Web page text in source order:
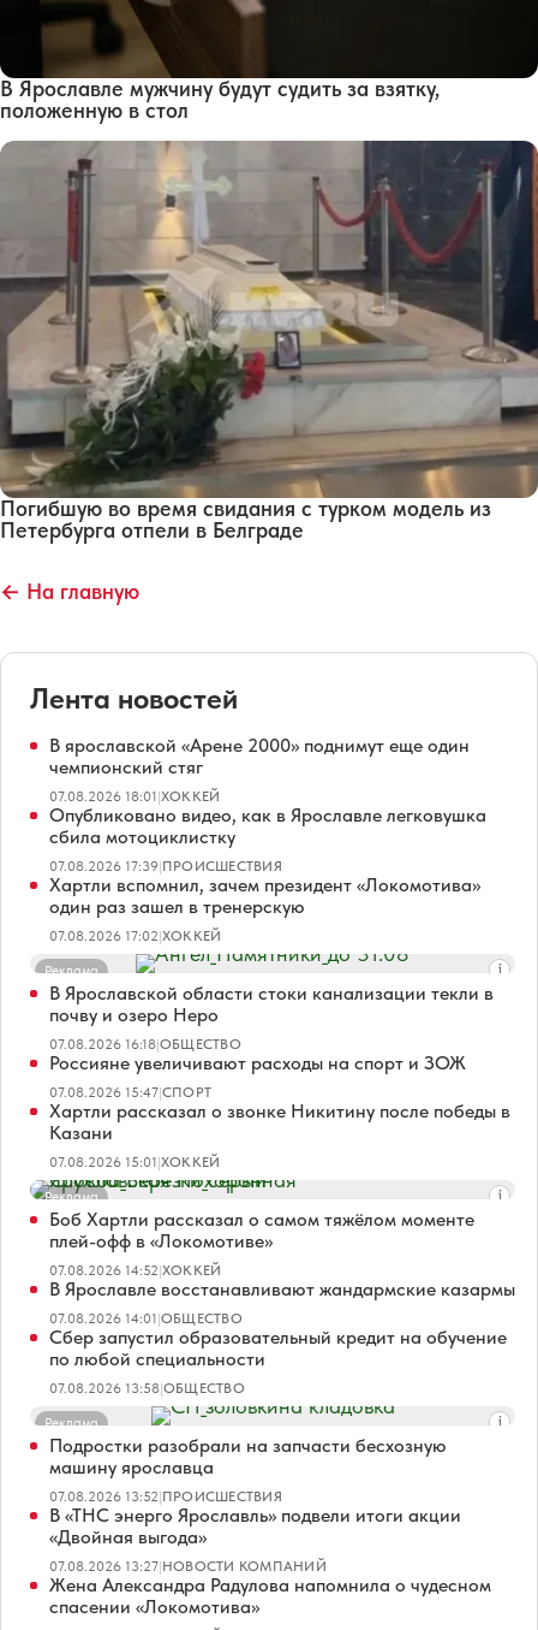
В Ярославле мужчину будут судить за взятку,
положенную в стол
Погибшую во время свидания с турком модель из
Петербурга отпели в Белграде
← На главную
Лента новостей
В ярославской «Арене 2000» поднимут еще один
чемпионский стяг
07.08.2026 18:01|ХОККЕЙ
Опубликовано видео, как в Ярославле легковушка
сбила мотоциклистку
07.08.2026 17:39|ПРОИСШЕСТВИЯ
Хартли вспомнил, зачем президент «Локомотива»
один раз зашел в тренерскую
07.08.2026 17:02|ХОККЕЙ
Реклама
В Ярославской области стоки канализации текли в
почву и озеро Неро
07.08.2026 16:18|ОБЩЕСТВО
Россияне увеличивают расходы на спорт и ЗОЖ
07.08.2026 15:47|СПОРТ
Хартли рассказал о звонке Никитину после победы в
Казани
07.08.2026 15:01|ХОККЕЙ
Реклама
Боб Хартли рассказал о самом тяжёлом моменте
плей-офф в «Локомотиве»
07.08.2026 14:52|ХОККЕЙ
В Ярославле восстанавливают жандармские казармы
07.08.2026 14:01|ОБЩЕСТВО
Сбер запустил образовательный кредит на обучение
по любой специальности
07.08.2026 13:58|ОБЩЕСТВО
Реклама
Подростки разобрали на запчасти бесхозную
машину ярославца
07.08.2026 13:52|ПРОИСШЕСТВИЯ
В «ТНС энерго Ярославль» подвели итоги акции
«Двойная выгода»
07.08.2026 13:27|НОВОСТИ КОМПАНИЙ
Жена Александра Радулова напомнила о чудесном
спасении «Локомотива»